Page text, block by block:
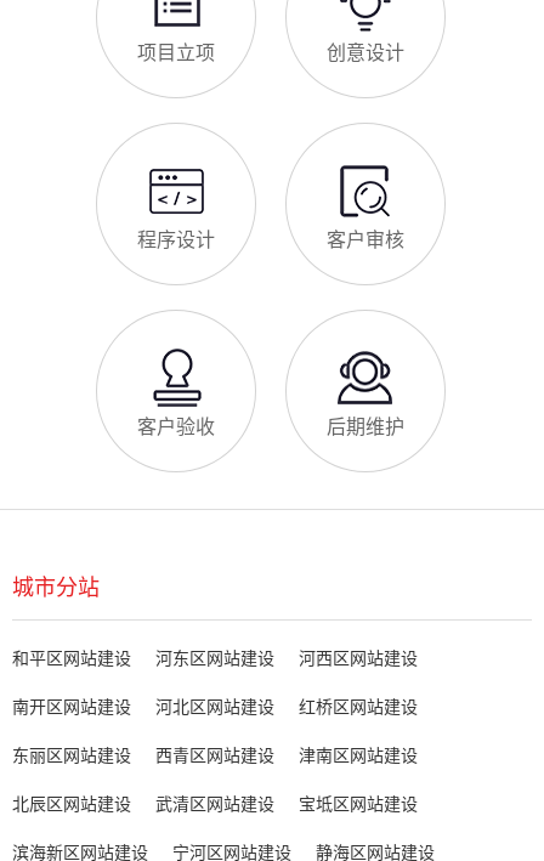
项目立项 创意设计
程序设计 客户审核
客户验收 后期维护
城市分站
和平区网站建设 河东区网站建设
河西区网站建设
南开区网站建设
河北区网站建设
红桥区网站建设
东丽区网站建设
西青区网站建设
津南区网站建设
北辰区网站建设
武清区网站建设
宝坻区网站建设
滨海新区网站建设
宁河区网站建设 静海区网站建设